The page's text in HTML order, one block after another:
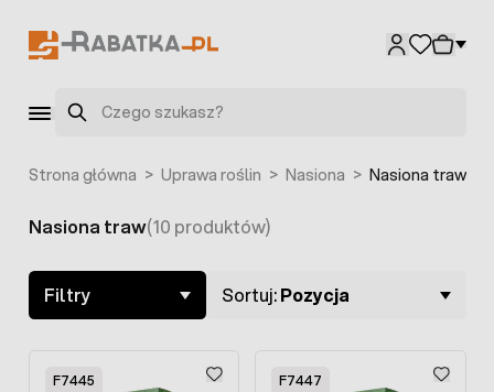
Szukaj
Strona główna > Uprawa roślin > Nasiona > Nasiona traw
Skip to product list
Nasiona traw(10 produktów)
Filtry Sortuj:Pozycja
F7445 F7447
F7448
F9556
F9555
F9554
F9557